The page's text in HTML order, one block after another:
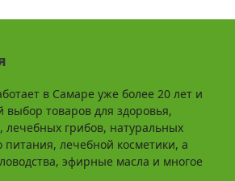
в Самаре уже более 20 лет и
выбор товаров для здоровья,
лечебных грибов, натуральных
питания, лечебной косметики, а
эфирные масла и многое